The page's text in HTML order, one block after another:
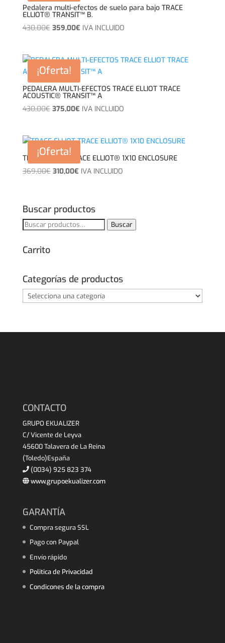
Pedalera multi-efectos de suelo para bajo TRACE
ELLIOT® TRANSIT™ B.
430,00€ El
era:
430,00€.
359,00€El
es:
359,00€.
IVA INCLUIDO
¡Oferta!
PEDALERA MULTI-EFECTOS TRACE ELLIOT TRACE
ACOUSTIC® TRANSIT™ A
430,00€ El
era:
430,00€.
375,00€El
es:
375,00€.
IVA INCLUIDO
¡Oferta!
TRACE ELLIOT TRACE ELLIOT® 1X10 ENCLOSURE
369,00€ El
era:
369,00€.
310,00€El
es:
310,00€.
IVA INCLUIDO
Buscar productos
Buscar
Buscar
Carrito
Categorías de productos
CONTACTO
GRUPO EKUALIZER
C/ Vicente de Leyva
45600 Talavera de La Reina
(Toledo)España
(0034) 925 823 374
www.grupoekualizer.com
GARANTÍA
Compra segura SSL
Pago con Paypal
Envío rápido
Politica de Privacidad
Condicones de la compra